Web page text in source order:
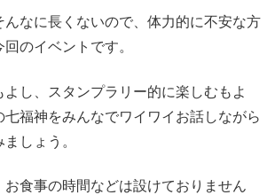
んなに長くないので、体力的に不安な方
のイベントです。
し、スタンプラリー的に楽しむもよ
七福神をみんなでワイワイお話しながら
しょう。
お食事の時間などは設けておりません